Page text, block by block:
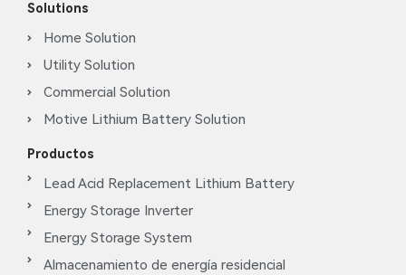
Solutions
Home Solution
Utility Solution
Commercial Solution
Motive Lithium Battery Solution
Productos
Lead Acid Replacement Lithium Battery
Energy Storage Inverter
Energy Storage System
Almacenamiento de energía residencial